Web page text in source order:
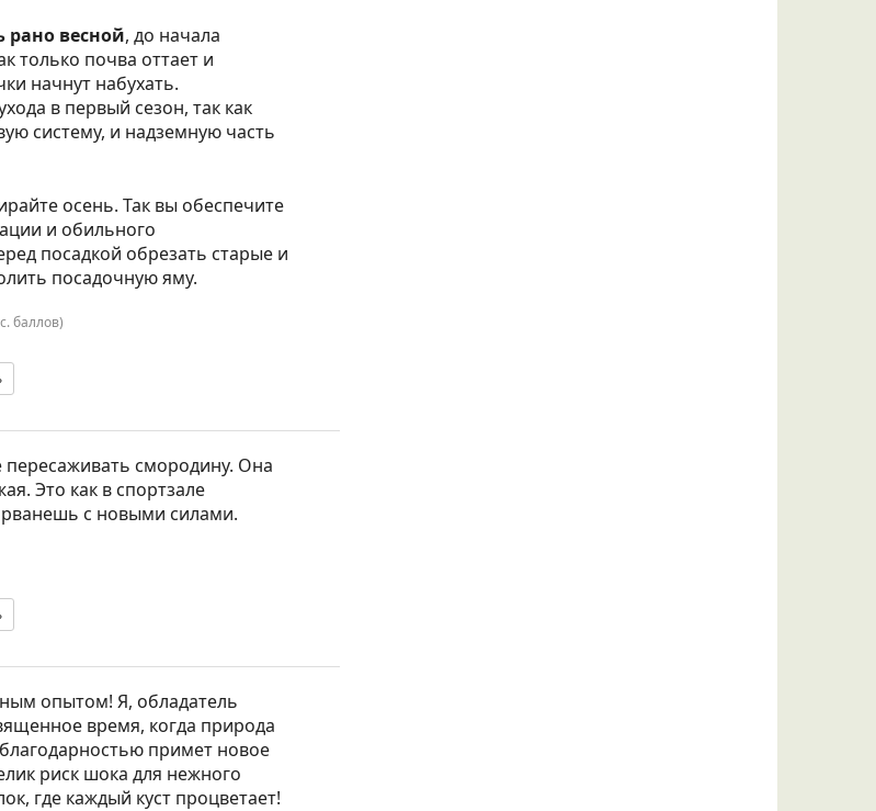
рано весной, до начала
только почва оттает и
начнут набухать.
в первый сезон, так как
систему, и надземную часть
осень. Так вы обеспечите
и обильного
посадкой обрезать старые и
посадочную яму.
баллов)
смородину. Она
Это как в спортзале
с новыми силами.
опытом! Я, обладатель
время, когда природа
примет новое
риск шока для нежного
где каждый куст процветает!